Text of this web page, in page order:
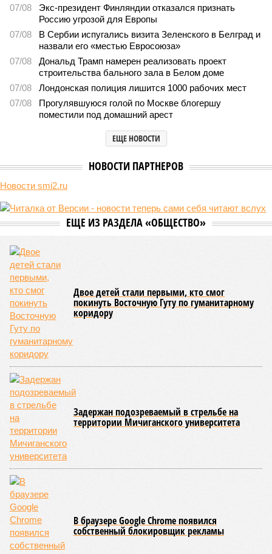
Земля уже не раз показывала человечеству свой крутой
нрав – когда покажет снова?
Последние времена
Земля уже не раз показывала человечеству свой крутой нрав – когда
покажет снова? (фото: АР-ТАСС)
Природа постоянно вступает в противоречие с нами. Ведь пока
она стремится всё на планете держать в балансе, человечество
массовые катастрофы в прошлом – какими они были? Какие
ждут нас со дня на день и чем грозят?
последствия очередного апокалипсиса, искусственно
вызванного группой биологов, называется «Конец всей
этой мерзости». В реальной жизни участия пытливых
исследователей в организации конца света может не
понадобиться: природа сама разберётся, как и где
уменьшить масштабы человеческой популяции.
Да, наша любимая маленькая планета может быть
единственной, где в пределах Солнечной системы есть
полноценная жизнь, но Земля также регулярно пытается
эту жизнь уничтожить. Так уж вышло, что внутренние
процессы на планете включают в себя всевозможные
геологические, метеорологические и физические явления,
которые для человека довольно опасны. Или попросту
смертельны. И вот несколько тому примеров.
Все стихии сразу
Около 100 лет назад в Поднебесной приключилось то, что
у нас назвали бы тридцатью тремя несчастьями. Страну
последовательно поразили: многолетняя засуха, страшный